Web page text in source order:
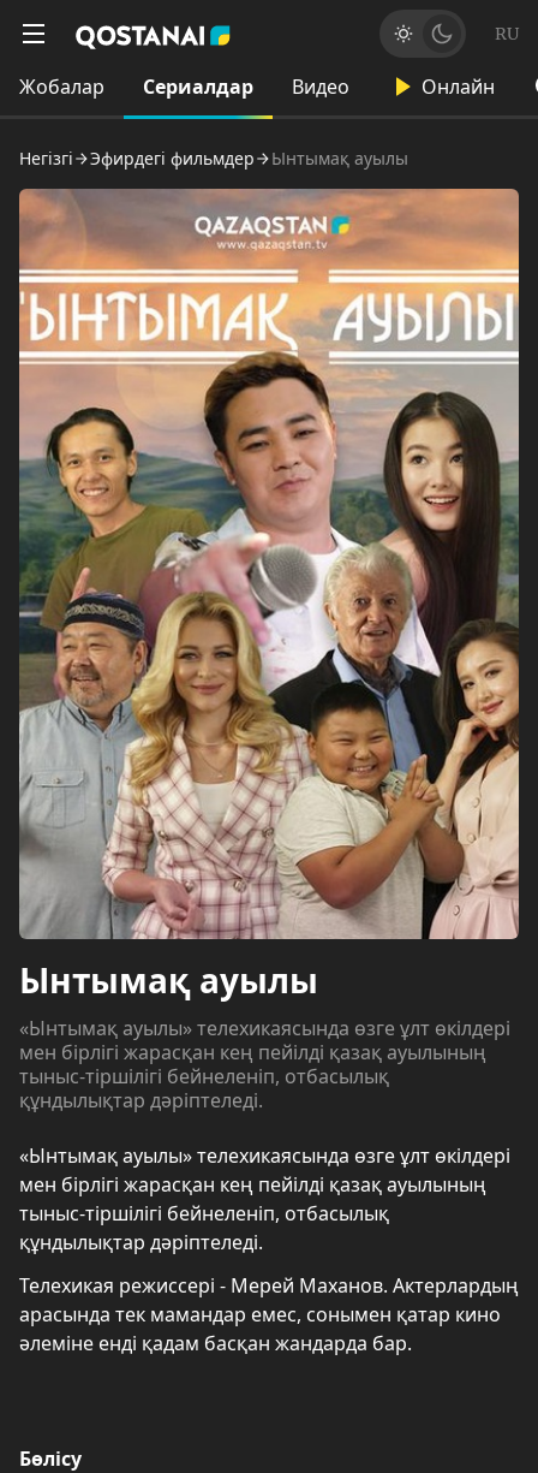
RU
Жобалар Сериалдар Видео Онлайн
Негізгі Эфирдегі фильмдер Ынтымақ ауылы
Ынтымақ ауылы
«Ынтымақ ауылы» телехикаясында өзге ұлт өкілдері
мен бірлігі жарасқан кең пейілді қазақ ауылының
тыныс-тіршілігі бейнеленіп, отбасылық
құндылықтар дәріптеледі.
«Ынтымақ ауылы» телехикаясында өзге ұлт өкілдері
мен бірлігі жарасқан кең пейілді қазақ ауылының
тыныс-тіршілігі бейнеленіп, отбасылық
құндылықтар дәріптеледі.
Телехикая режиссері - Мерей Маханов. Актерлардың
арасында тек мамандар емес, сонымен қатар кино
әлеміне енді қадам басқан жандарда бар.
Бөлісу